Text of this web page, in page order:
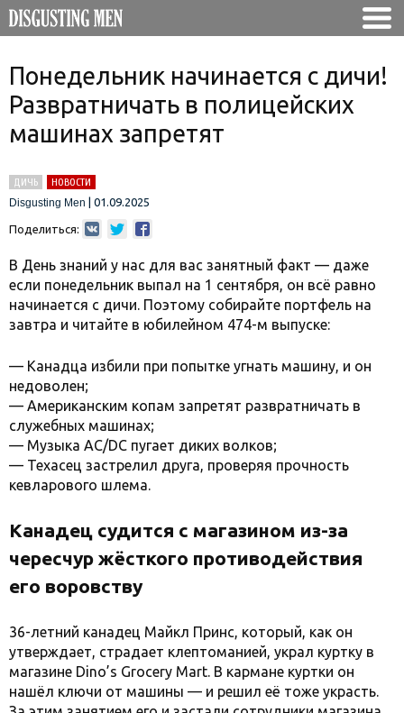
Понедельник начинается с дичи!
Развратничать в полицейских
машинах запретят
ДИЧЬ
НОВОСТИ
Disgusting Men
01.09.2025
Поделиться:
В День знаний у нас для вас занятный факт — даже
если понедельник выпал на 1 сентября, он всё равно
начинается с дичи. Поэтому собирайте портфель на
завтра и читайте в юбилейном 474-м выпуске:
— Канадца избили при попытке угнать машину, и он
недоволен;
— Американским копам запретят развратничать в
служебных машинах;
— Музыка AC/DC пугает диких волков;
— Техасец застрелил друга, проверяя прочность
кевларового шлема.
Канадец судится с магазином из-за
чересчур жёсткого противодействия
его воровству
36-летний канадец Майкл Принс, который, как он
утверждает, страдает клептоманией, украл куртку в
магазине Dino’s Grocery Mart. В кармане куртки он
нашёл ключи от машины — и решил её тоже украсть.